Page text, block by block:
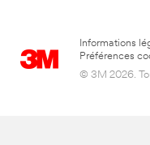
Informations
Préférences
© 3M 2026.